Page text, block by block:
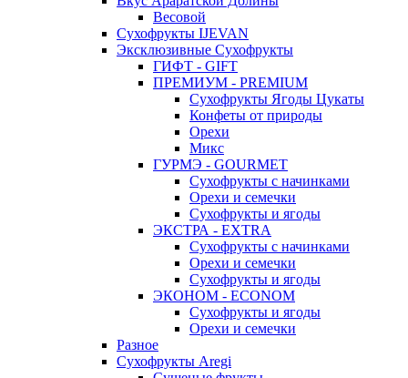
Весовой
Сухофрукты IJEVAN
Эксклюзивные Сухофрукты
ГИФТ - GIFT
ПРЕМИУМ - PREMIUM
Сухофрукты Ягоды Цукаты
Конфеты от природы
Орехи
Микс
ГУРМЭ - GOURMET
Сухофрукты с начинками
Орехи и семечки
Сухофрукты и ягоды
ЭКСТРА - EXTRA
Сухофрукты с начинками
Орехи и семечки
Сухофрукты и ягоды
ЭКОНОМ - ECONOM
Сухофрукты и ягоды
Орехи и семечки
Разное
Сухофрукты Aregi